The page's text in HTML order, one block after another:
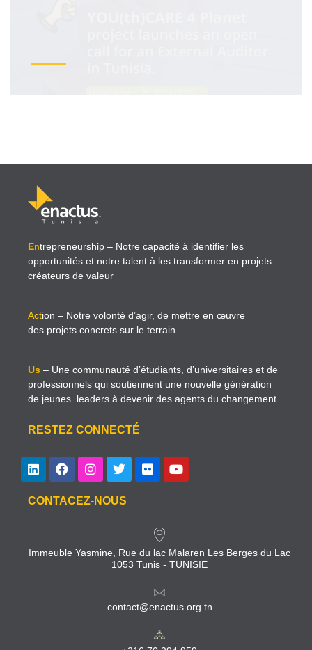
Entrepreneurship – Notre capacité à identifier les
opportunités et notre talent à les transformer en projets
créateurs de valeur
Action – Notre volonté d’agir, de mettre en œuvre
des projets concrets sur le terrain
Us – Une communauté d’étudiants, d’universitaires et de
professionnels qui soutiennent une nouvelle génération
de jeunes leaders à devenir des agents du changement
RESTEZ CONNECTÉ
CONTACEZ-NOUS
Immeuble Yasmine, Rue du lac Malaren Les Berges du Lac
1053 Tunis - TUNISIE
contact@enactus.org.tn